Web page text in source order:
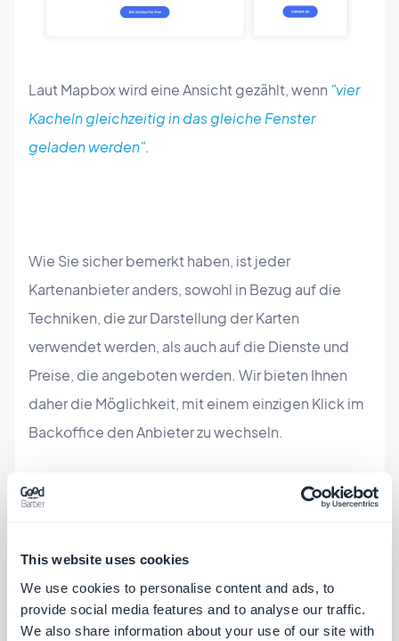
This website uses cookies
We use cookies to personalise content and ads, to
provide social media features and to analyse our traffic.
We also share information about your use of our site with
Laut Mapbox wird eine Ansicht gezählt, wenn "vier
Kacheln gleichzeitig in das gleiche Fenster
geladen werden".
Wie Sie sicher bemerkt haben, ist jeder
Kartenanbieter anders, sowohl in Bezug auf die
Techniken, die zur Darstellung der Karten
verwendet werden, als auch auf die Dienste und
Preise, die angeboten werden. Wir bieten Ihnen
daher die Möglichkeit, mit einem einzigen Klick im
Backoffice den Anbieter zu wechseln.
Wie wählen Sie Ihren
Einstellungen > App Optionen > Allgemeine